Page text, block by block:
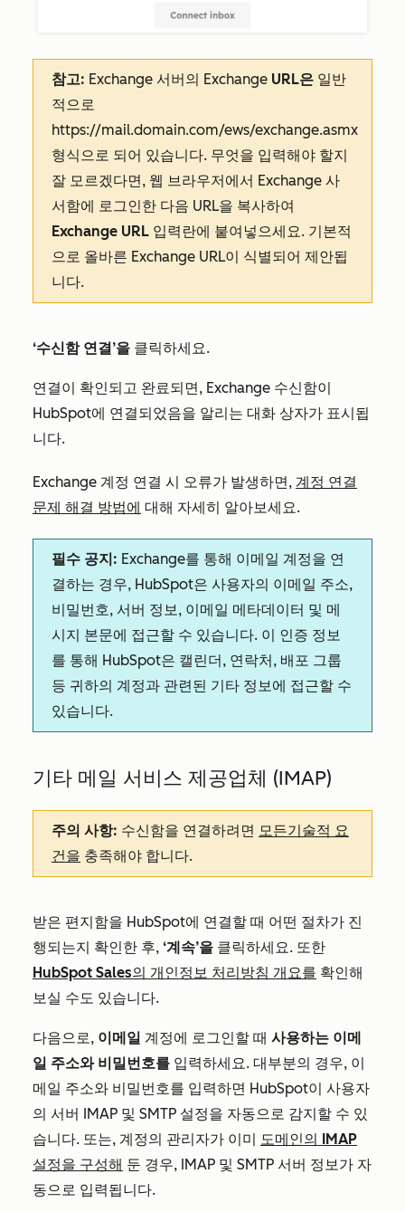
참고: Exchange 서버의 Exchange URL은 일반
적으로
https://mail.domain.com/ews/exchange.asmx
형식으로 되어 있습니다. 무엇을 입력해야 할지
잘 모르겠다면, 웹 브라우저에서 Exchange 사
서함에 로그인한 다음 URL을 복사하여
Exchange URL 입력란에 붙여넣으세요. 기본적
으로 올바른 Exchange URL이 식별되어 제안됩
니다.
‘수신함 연결’을 클릭하세요.
연결이 확인되고 완료되면, Exchange 수신함이
HubSpot에 연결되었음을 알리는 대화 상자가 표시됩
니다.
Exchange 계정 연결 시 오류가 발생하면, 계정 연결
문제 해결 방법에 대해 자세히 알아보세요.
필수 공지: Exchange를 통해 이메일 계정을 연
결하는 경우, HubSpot은 사용자의 이메일 주소,
비밀번호, 서버 정보, 이메일 메타데이터 및 메
시지 본문에 접근할 수 있습니다. 이 인증 정보
를 통해 HubSpot은 캘린더, 연락처, 배포 그룹
등 귀하의 계정과 관련된 기타 정보에 접근할 수
있습니다.
기타 메일 서비스 제공업체 (IMAP)
주의 사항: 수신함을 연결하려면 모든기술적 요
건을 충족해야 합니다.
받은 편지함을 HubSpot에 연결할 때 어떤 절차가 진
행되는지 확인한 후, ‘계속’을 클릭하세요. 또한
HubSpot Sales의 개인정보 처리방침 개요를 확인해
보실 수도 있습니다.
다음으로, 이메일 계정에 로그인할 때 사용하는 이메
일 주소와 비밀번호를 입력하세요. 대부분의 경우, 이
메일 주소와 비밀번호를 입력하면 HubSpot이 사용자
의 서버 IMAP 및 SMTP 설정을 자동으로 감지할 수 있
습니다. 또는, 계정의 관리자가 이미 도메인의 IMAP
설정을 구성해 둔 경우, IMAP 및 SMTP 서버 정보가 자
동으로 입력됩니다.